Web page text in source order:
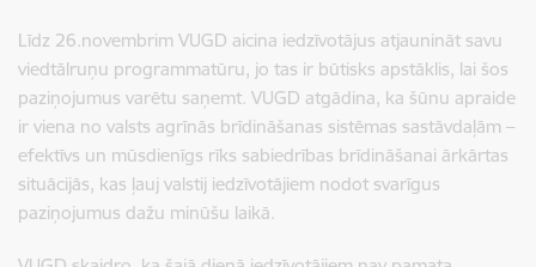
Līdz 26.novembrim VUGD aicina iedzīvotājus atjaunināt savu
viedtālruņu programmatūru, jo tas ir būtisks apstāklis, lai šos
paziņojumus varētu saņemt. VUGD atgādina, ka šūnu apraide
ir viena no valsts agrīnās brīdināšanas sistēmas sastāvdaļām –
efektīvs un mūsdienīgs rīks sabiedrības brīdināšanai ārkārtas
situācijās, kas ļauj valstij iedzīvotājiem nodot svarīgus
paziņojumus dažu minūšu laikā.